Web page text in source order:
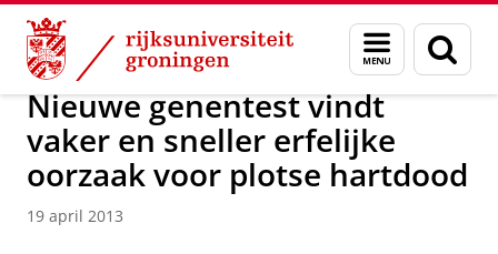
Skip
Content
Skip
Navigation
Menu
en
zoeken
Over ons Actueel Nieuws Nieuwsberichten
Nieuwe genentest vindt
vaker en sneller erfelijke
oorzaak voor plotse hartdood
19 april 2013